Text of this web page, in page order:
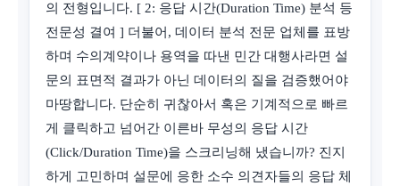
의 전형입니다. [ 2: 응답 시간(Duration Time) 분석 등
전문성 결여 ] 더불어, 데이터 분석 전문 업체를 표방
하며 수의계약이나 용역을 따낸 민간 대행사라면 설
문의 표면적 결과가 아닌 데이터의 질을 검증했어야
마땅합니다. 단순히 귀찮아서 혹은 기계적으로 빠르
게 클릭하고 넘어간 이른바 무성의 응답 시간
(Click/Duration Time)을 스크리닝해 냈습니까? 진지
하게 고민하며 설문에 응한 소수 의견자들의 응답 체